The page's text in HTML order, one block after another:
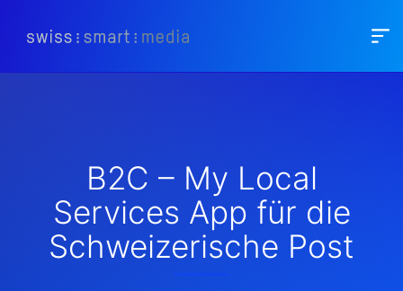
B2C – My Local
Services App für die
Schweizerische Post